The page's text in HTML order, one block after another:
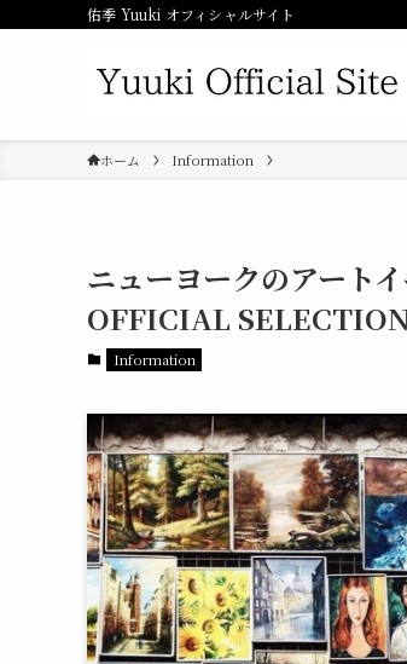
佑季 Yuuki オフィシャルサイト
ホーム Information
ニューヨークのアー
OFFICIAL SELECTION
Information